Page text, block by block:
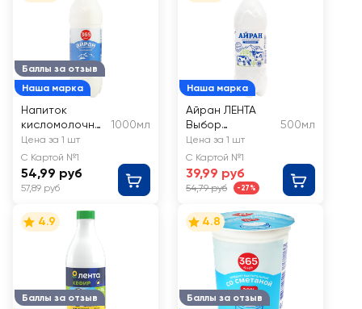
Баллы за отзыв
Наша марка
Напиток
кисломолочны
й 365 ДНЕЙ
Айран
негазированны
й 0,1%, без змж
1000мл
Цена за 1 шт
С Картой №1
54,99 руб
57,89 руб
Наша марка
Айран ЛЕНТА
Выбор
экспертов
газированный
0,5%, без змж
500мл
Цена за 1 шт
С Картой №1
39,99 руб
54,79 руб -27%
Баллы за отзыв
4.9
Баллы за отзыв
4.8